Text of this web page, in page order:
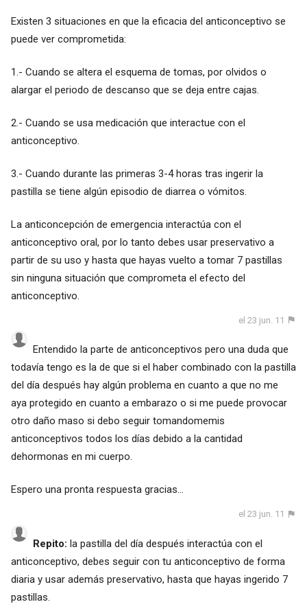
Existen 3 situaciones en que la eficacia del anticonceptivo se
puede ver comprometida:
1.- Cuando se altera el esquema de tomas, por olvidos o
alargar el periodo de descanso que se deja entre cajas.
2.- Cuando se usa medicación que interactue con el
anticonceptivo.
3.- Cuando durante las primeras 3-4 horas tras ingerir la
pastilla se tiene algún episodio de diarrea o vómitos.
La anticoncepción de emergencia interactúa con el
anticonceptivo oral, por lo tanto debes usar preservativo a
partir de su uso y hasta que hayas vuelto a tomar 7 pastillas
sin ninguna situación que comprometa el efecto del
anticonceptivo.
el 23 jun. 11
Entendido la parte de anticonceptivos pero una duda que
todavía tengo es la de que si el haber combinado con la pastilla
del día después hay algún problema en cuanto a que no me
aya protegido en cuanto a embarazo o si me puede provocar
otro daño maso si debo seguir tomandomemis
anticonceptivos todos los días debido a la cantidad
dehormonas en mi cuerpo.
Espero una pronta respuesta gracias...
el 23 jun. 11
Repito: la pastilla del día después interactúa con el
anticonceptivo, debes seguir con tu anticonceptivo de forma
diaria y usar además preservativo, hasta que hayas ingerido 7
pastillas.